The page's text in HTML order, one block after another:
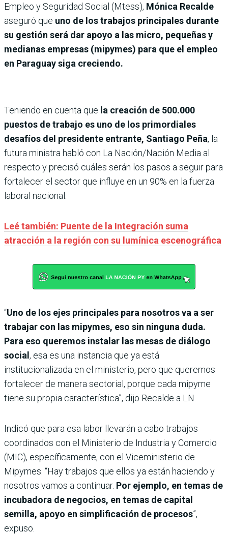
Empleo y Seguridad Social (Mtess), Mónica Recalde
aseguró que uno de los trabajos principales durante
su gestión será dar apoyo a las micro, pequeñas y
medianas empresas (mipymes) para que el empleo
en Paraguay siga creciendo.
Teniendo en cuenta que la creación de 500.000
puestos de trabajo es uno de los primordiales
desafíos del presidente entrante, Santiago Peña, la
futura ministra habló con La Nación/Nación Media al
respecto y precisó cuáles serán los pasos a seguir para
fortalecer el sector que influye en un 90% en la fuerza
laboral nacional.
Leé también: Puente de la Integración suma
atracción a la región con su lumínica escenográfica
“Uno de los ejes principales para nosotros va a ser
trabajar con las mipymes, eso sin ninguna duda.
Para eso queremos instalar las mesas de diálogo
social, esa es una instancia que ya está
institucionalizada en el ministerio, pero que queremos
fortalecer de manera sectorial, porque cada mipyme
tiene su propia característica”, dijo Recalde a LN.
Indicó que para esa labor llevarán a cabo trabajos
coordinados con el Ministerio de Industria y Comercio
(MIC), específicamente, con el Viceministerio de
Mipymes. “Hay trabajos que ellos ya están haciendo y
nosotros vamos a continuar. Por ejemplo, en temas de
incubadora de negocios, en temas de capital
semilla, apoyo en simplificación de procesos”,
expuso.